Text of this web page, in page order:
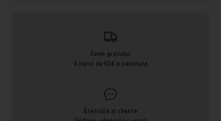
Envío gratuito
A partir de 50€ a península
Atención al cliente